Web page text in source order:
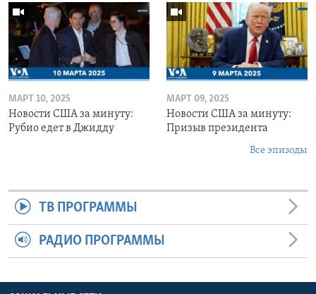
МАРТ 10, 2025
Новости США за минуту:
Рубио едет в Джидду
МАРТ 09, 2025
Новости США за минуту:
Призыв президента
Все эпизоды
ТВ ПРОГРАММЫ
РАДИО ПРОГРАММЫ